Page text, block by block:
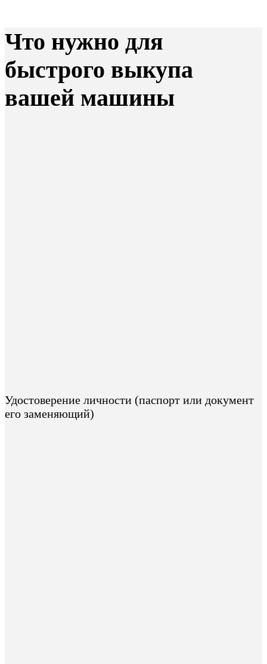
Что нужно для
быстрого выкупа
вашей машины
Удостоверение личности (паспорт или документ
его заменяющий)